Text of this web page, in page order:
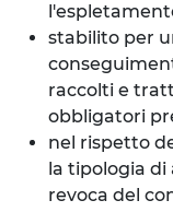
stabilito per
raccolti e
obbligatori
nel rispetto
la tipologia
revoca del